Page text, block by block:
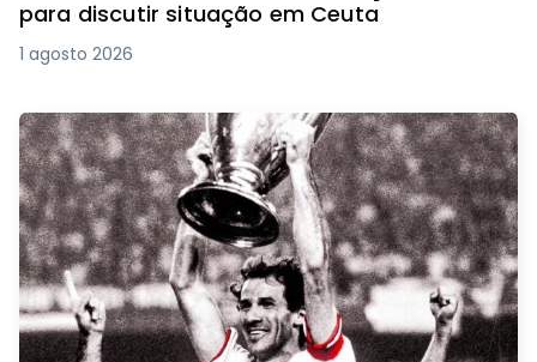
para discutir situação em Ceuta
1 agosto 2026